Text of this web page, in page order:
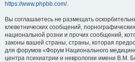
https://www.phpbb.com/.
Вы соглашаетесь не размещать
клеветнических сообщений,
национальной розни и прочих сообщений,
законы вашей страны, страны, которая
для форумов «Форум Национального
центра психиатрии и неврологии имени В.М.